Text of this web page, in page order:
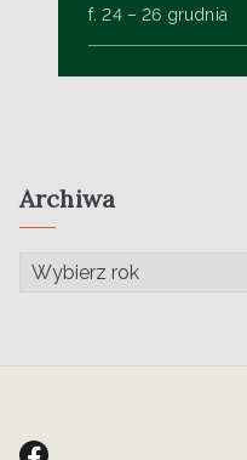
f. 24 – 26 grudnia
Archiwa